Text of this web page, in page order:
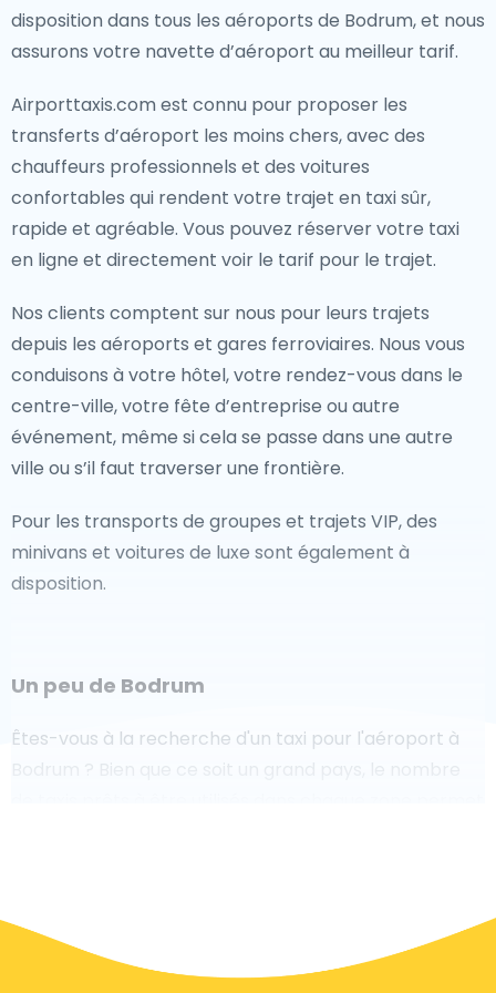
disposition dans tous les aéroports de Bodrum, et nous
assurons votre navette d’aéroport au meilleur tarif.
Airporttaxis.com est connu pour proposer les
transferts d’aéroport les moins chers, avec des
chauffeurs professionnels et des voitures
confortables qui rendent votre trajet en taxi sûr,
rapide et agréable. Vous pouvez réserver votre taxi
en ligne et directement voir le tarif pour le trajet.
Nos clients comptent sur nous pour leurs trajets
depuis les aéroports et gares ferroviaires. Nous vous
conduisons à votre hôtel, votre rendez-vous dans le
centre-ville, votre fête d’entreprise ou autre
événement, même si cela se passe dans une autre
ville ou s’il faut traverser une frontière.
Pour les transports de groupes et trajets VIP, des
minivans et voitures de luxe sont également à
disposition.
Un peu de Bodrum
Êtes-vous à la recherche d'un taxi pour l'aéroport à
Bodrum ? Bien que ce soit un grand pays, le nombre
en ligne sur notre site Web, pour vous faire voyager
sans stress.